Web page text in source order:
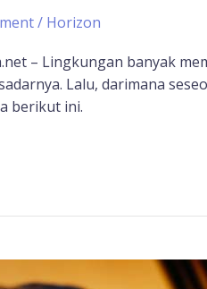
/ Horizon
– Lingkungan banyak
Lalu, darimana
berikut ini.